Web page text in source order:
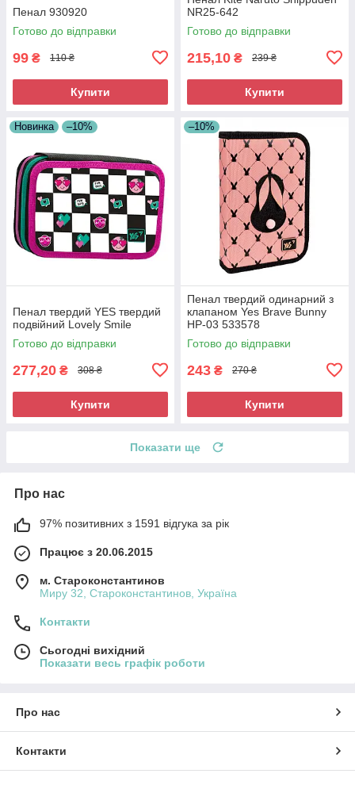
Пенал 930920
Готово до відправки
99 ₴ 110 ₴
Купити
NR25-642
Готово до відправки
215,10 ₴ 239 ₴
Купити
Новинка –10%
Пенал твердий YES твердий
подвійний Lovely Smile
Готово до відправки
277,20 ₴ 308 ₴
Купити
–10%
Пенал твердий одинарний з
клапаном Yes Brave Bunny
HP-03 533578
Готово до відправки
243 ₴ 270 ₴
Купити
Показати ще
Про нас
97% позитивних з 1591 відгука за рік
Працює з 20.06.2015
м. Староконстантинов
Миру 32, Староконстантинов, Україна
Контакти
Сьогодні вихідний
Показати весь графік роботи
Про нас
Контакти